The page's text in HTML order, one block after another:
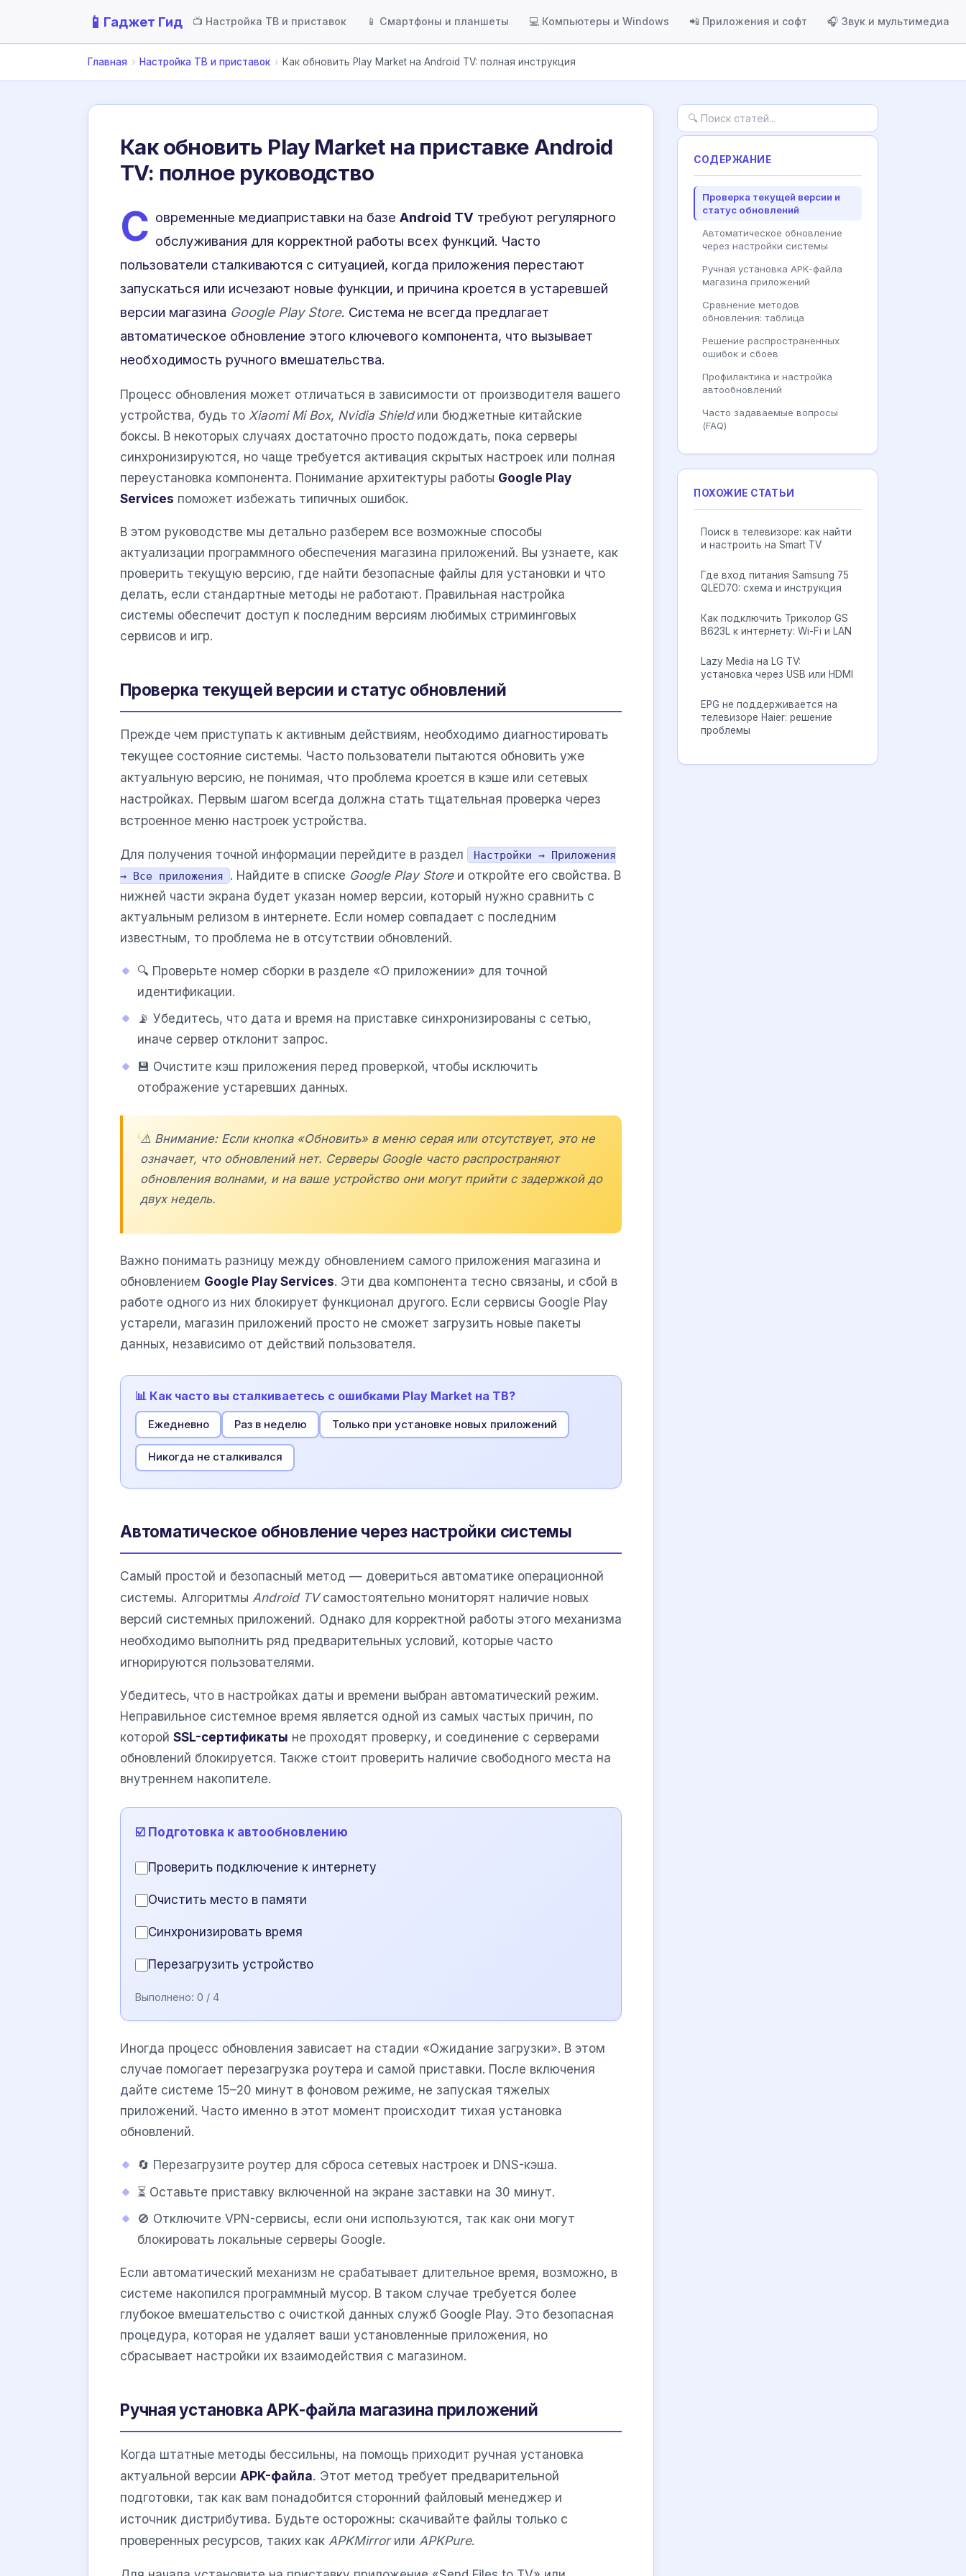
📱 Гаджет Гид 📺 Настройка ТВ и приставок 📱 Смартфоны и планшеты 💻 Компьютеры и Windows 📲 Приложения и софт 🎧 Звук и мультимедиа
Главная › Настройка ТВ и приставок › Как обновить Play Market на Android TV: полная инструкция
Как обновить Play Market на приставке Android
TV: полное руководство
С овременные медиаприставки на базе Android TV требуют регулярного
обслуживания для корректной работы всех функций. Часто
пользователи сталкиваются с ситуацией, когда приложения перестают
запускаться или исчезают новые функции, и причина кроется в устаревшей
версии магазина Google Play Store. Система не всегда предлагает
автоматическое обновление этого ключевого компонента, что вызывает
необходимость ручного вмешательства.
Процесс обновления может отличаться в зависимости от производителя вашего
устройства, будь то Xiaomi Mi Box, Nvidia Shieldили бюджетные китайские
боксы. В некоторых случаях достаточно просто подождать, пока серверы
синхронизируются, но чаще требуется активация скрытых настроек или полная
переустановка компонента. Понимание архитектуры работы Google Play
Services поможет избежать типичных ошибок.
В этом руководстве мы детально разберем все возможные способы
актуализации программного обеспечения магазина приложений. Вы узнаете, как
проверить текущую версию, где найти безопасные файлы для установки и что
делать, если стандартные методы не работают. Правильная настройка
системы обеспечит доступ к последним версиям любимых стриминговых
сервисов и игр.
Проверка текущей версии и статус обновлений
Прежде чем приступать к активным действиям, необходимо диагностировать
текущее состояние системы. Часто пользователи пытаются обновить уже
актуальную версию, не понимая, что проблема кроется в кэше или сетевых
настройках. Первым шагом всегда должна стать тщательная проверка через
встроенное меню настроек устройства.
Для получения точной информации перейдите в раздел
Настройки → Приложения
→ Все приложения
. Найдите в списке Google Play Storeи откройте его свойства. В
нижней части экрана будет указан номер версии, который нужно сравнить с
актуальным релизом в интернете. Если номер совпадает с последним
известным, то проблема не в отсутствии обновлений.
🔍 Проверьте номер сборки в разделе «О приложении» для точной
идентификации.
📡 Убедитесь, что дата и время на приставке синхронизированы с сетью,
иначе сервер отклонит запрос.
💾 Очистите кэш приложения перед проверкой, чтобы исключить
отображение устаревших данных.
⚠️ Внимание: Если кнопка «Обновить» в меню серая или отсутствует, это не
означает, что обновлений нет. Серверы Google часто распространяют
обновления волнами, и на ваше устройство они могут прийти с задержкой до
двух недель.
Важно понимать разницу между обновлением самого приложения магазина и
обновлением Google Play Services. Эти два компонента тесно связаны, и сбой в
работе одного из них блокирует функционал другого. Если сервисы Google Play
устарели, магазин приложений просто не сможет загрузить новые пакеты
данных, независимо от действий пользователя.
📊 Как часто вы сталкиваетесь с ошибками Play Market на ТВ?
Ежедневно Раз в неделю Только при установке новых приложений
Никогда не сталкивался
Автоматическое обновление через настройки системы
Самый простой и безопасный метод — довериться автоматике операционной
системы. Алгоритмы Android TVсамостоятельно мониторят наличие новых
версий системных приложений. Однако для корректной работы этого механизма
необходимо выполнить ряд предварительных условий, которые часто
игнорируются пользователями.
Убедитесь, что в настройках даты и времени выбран автоматический режим.
Неправильное системное время является одной из самых частых причин, по
которой SSL-сертификаты не проходят проверку, и соединение с серверами
обновлений блокируется. Также стоит проверить наличие свободного места на
внутреннем накопителе.
☑️ Подготовка к автообновлению
Проверить подключение к интернету
Очистить место в памяти
Синхронизировать время
Перезагрузить устройство
Выполнено: 0 / 4
Иногда процесс обновления зависает на стадии «Ожидание загрузки». В этом
случае помогает перезагрузка роутера и самой приставки. После включения
дайте системе 15–20 минут в фоновом режиме, не запуская тяжелых
приложений. Часто именно в этот момент происходит тихая установка
обновлений.
🔄 Перезагрузите роутер для сброса сетевых настроек и DNS-кэша.
⏳ Оставьте приставку включенной на экране заставки на 30 минут.
🚫 Отключите VPN-сервисы, если они используются, так как они могут
блокировать локальные серверы Google.
Если автоматический механизм не срабатывает длительное время, возможно, в
системе накопился программный мусор. В таком случае требуется более
глубокое вмешательство с очисткой данных служб Google Play. Это безопасная
процедура, которая не удаляет ваши установленные приложения, но
сбрасывает настройки их взаимодействия с магазином.
Ручная установка APK-файла магазина приложений
Когда штатные методы бессильны, на помощь приходит ручная установка
актуальной версии APK-файла. Этот метод требует предварительной
подготовки, так как вам понадобится сторонний файловый менеджер и
источник дистрибутива. Будьте осторожны: скачивайте файлы только с
проверенных ресурсов, таких как APKMirrorили APKPure.
СОДЕРЖАНИЕ
Проверка текущей версии и
статус обновлений
Автоматическое обновление
через настройки системы
Ручная установка APK-файла
магазина приложений
Сравнение методов
обновления: таблица
Решение распространенных
ошибок и сбоев
Профилактика и настройка
автообновлений
Часто задаваемые вопросы
(FAQ)
ПОХОЖИЕ СТАТЬИ
Поиск в телевизоре: как найти
и настроить на Smart TV
Где вход питания Samsung 75
QLED70: схема и инструкция
Как подключить Триколор GS
B623L к интернету: Wi-Fi и LAN
Lazy Media на LG TV:
установка через USB или HDMI
EPG не поддерживается на
телевизоре Haier: решение
проблемы